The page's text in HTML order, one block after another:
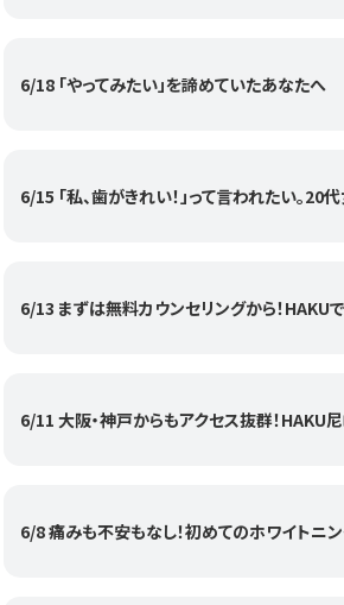
6/18 「やってみたい」を諦めていたあなたへ
6/15 「私、歯がきれい！」って言われたい。
6/13 まずは無料カウンセリングから！HAKU
6/11 大阪・神戸からもアクセス抜群！HAKU
6/8 痛みも不安もなし！初めてのホワイトニ